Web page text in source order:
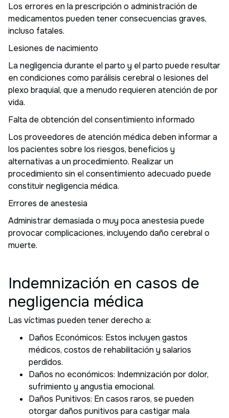
Los errores en la prescripción o administración de
medicamentos pueden tener consecuencias graves,
incluso fatales.
Lesiones de nacimiento
La negligencia durante el parto y el parto puede resultar
en condiciones como parálisis cerebral o lesiones del
plexo braquial, que a menudo requieren atención de por
vida.
Falta de obtención del consentimiento informado
Los proveedores de atención médica deben informar a
los pacientes sobre los riesgos, beneficios y
alternativas a un procedimiento. Realizar un
procedimiento sin el consentimiento adecuado puede
constituir negligencia médica.
Errores de anestesia
Administrar demasiada o muy poca anestesia puede
provocar complicaciones, incluyendo daño cerebral o
muerte.
Indemnización en casos de
negligencia médica
Las víctimas pueden tener derecho a:
Daños Económicos: Estos incluyen gastos
médicos, costos de rehabilitación y salarios
perdidos.
Daños no económicos: Indemnización por dolor,
sufrimiento y angustia emocional.
Daños Punitivos: En casos raros, se pueden
otorgar daños punitivos para castigar mala